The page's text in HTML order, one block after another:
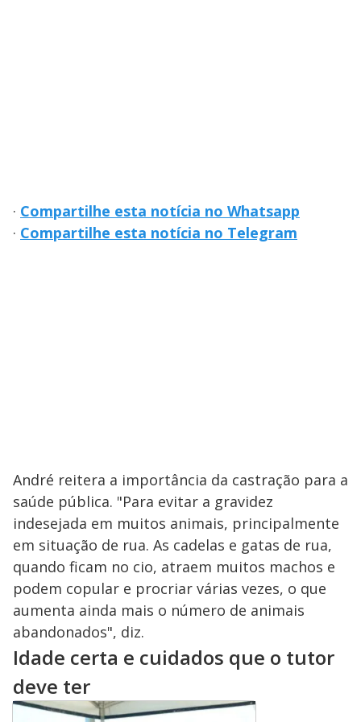
· Compartilhe esta notícia no Whatsapp
· Compartilhe esta notícia no Telegram
André reitera a importância da castração para a
saúde pública. "Para evitar a gravidez
indesejada em muitos animais, principalmente
em situação de rua. As cadelas e gatas de rua,
quando ficam no cio, atraem muitos machos e
podem copular e procriar várias vezes, o que
aumenta ainda mais o número de animais
abandonados", diz.
Idade certa e cuidados que o tutor
deve ter